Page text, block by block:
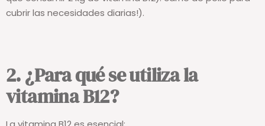
que consumir 2 kg de vitamina B12). carne de pollo para
2. ¿Para qué se utiliza la
vitamina B12?